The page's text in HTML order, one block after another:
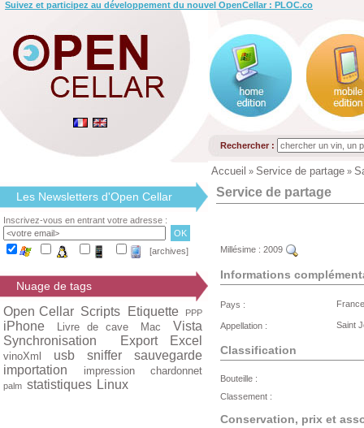
Suivez et participez au développement du nouvel OpenCellar : PLOC.co
Rechercher :
Accueil » Service de partage »
Les Newsletters d'Open Cellar
Inscrivez-vous en entrant votre adresse :
[archives]
Nuage de tags
Open Cellar Scripts Etiquette PPP
iPhone Livre de cave Mac
Vista
Synchronisation
Export Excel
vinoXml usb sniffer
sauvegarde
importation
impression chardonnet
palm statistiques Linux
Service de partage
Millésime : 2009
Informations
Pays :
Appellation : Saint
Classification
Bouteille :
Classement :
Conservation, prix et